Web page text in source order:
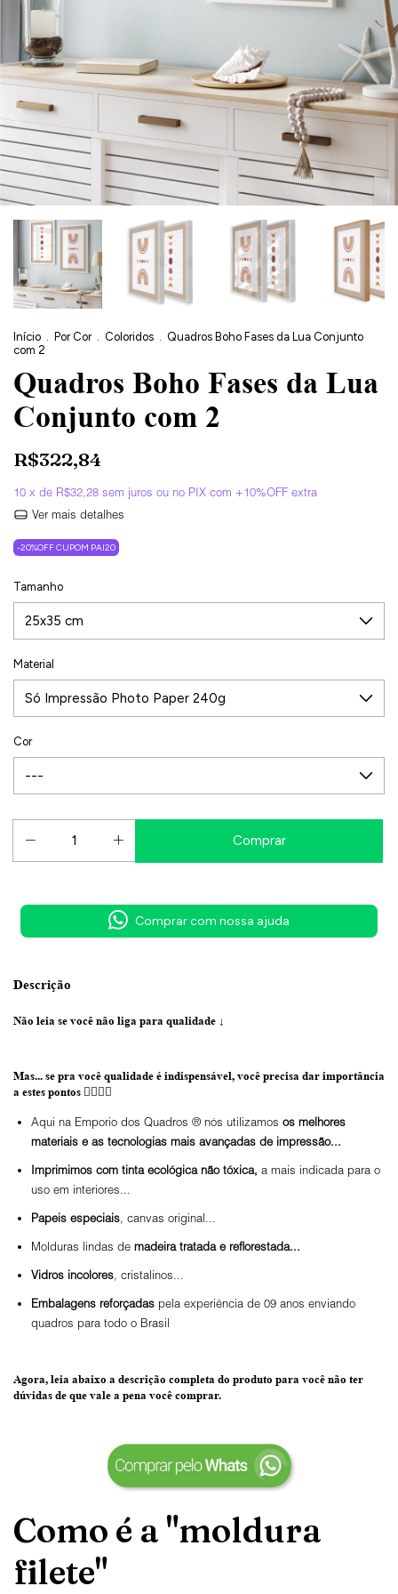
Início . Por Cor . Coloridos . Quadros Boho Fases da Lua Conjunto
com 2
Quadros Boho Fases da Lua
Conjunto com 2
R$322,84
10 x de R$32,28 sem juros
Ver mais detalhes
-20%OFF CUPOM PAI20
Tamanho
Material
Cor
Comprar com nossa ajuda
Descrição
Não leia se você não liga para qualidade ↓
Mas... se pra você qualidade é indispensável, você precisa dar importância
a estes pontos 👇🏼👇🏼
Aqui na Emporio dos Quadros ® nós utilizamos os melhores
materiais e as tecnologias mais avançadas de impressão...
Imprimimos com tinta ecológica não tóxica, a mais indicada para o
uso em interiores...
Papeis especiais, canvas original...
Molduras lindas de madeira tratada e reflorestada...
Vidros incolores, cristalinos...
Embalagens reforçadas pela experiência de 09 anos enviando
quadros para todo o Brasil
Agora, leia abaixo a descrição completa do produto para você não ter
dúvidas de que vale a pena você comprar.
Como é a "moldura
filete"